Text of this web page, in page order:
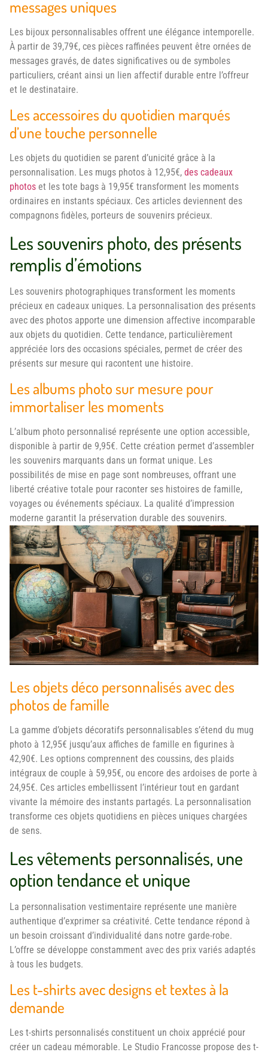
messages uniques
Les bijoux personnalisables offrent une élégance intemporelle.
À partir de 39,79€, ces pièces raffinées peuvent être ornées de
messages gravés, de dates significatives ou de symboles
particuliers, créant ainsi un lien affectif durable entre l’offreur
et le destinataire.
Les accessoires du quotidien marqués
d’une touche personnelle
Les objets du quotidien se parent d’unicité grâce à la
personnalisation. Les mugs photos à 12,95€, des cadeaux
photos et les tote bags à 19,95€ transforment les moments
ordinaires en instants spéciaux. Ces articles deviennent des
compagnons fidèles, porteurs de souvenirs précieux.
Les souvenirs photo, des présents
remplis d’émotions
Les souvenirs photographiques transforment les moments
précieux en cadeaux uniques. La personnalisation des présents
avec des photos apporte une dimension affective incomparable
aux objets du quotidien. Cette tendance, particulièrement
appréciée lors des occasions spéciales, permet de créer des
présents sur mesure qui racontent une histoire.
Les albums photo sur mesure pour
immortaliser les moments
L’album photo personnalisé représente une option accessible,
disponible à partir de 9,95€. Cette création permet d’assembler
les souvenirs marquants dans un format unique. Les
possibilités de mise en page sont nombreuses, offrant une
liberté créative totale pour raconter ses histoires de famille,
voyages ou événements spéciaux. La qualité d’impression
moderne garantit la préservation durable des souvenirs.
Les objets déco personnalisés avec des
photos de famille
La gamme d’objets décoratifs personnalisables s’étend du mug
photo à 12,95€ jusqu’aux affiches de famille en figurines à
42,90€. Les options comprennent des coussins, des plaids
intégraux de couple à 59,95€, ou encore des ardoises de porte à
24,95€. Ces articles embellissent l’intérieur tout en gardant
vivante la mémoire des instants partagés. La personnalisation
transforme ces objets quotidiens en pièces uniques chargées
de sens.
Les vêtements personnalisés, une
option tendance et unique
La personnalisation vestimentaire représente une manière
authentique d’exprimer sa créativité. Cette tendance répond à
un besoin croissant d’individualité dans notre garde-robe.
L’offre se développe constamment avec des prix variés adaptés
à tous les budgets.
Les t-shirts avec designs et textes à la
demande
Les t-shirts personnalisés constituent un choix apprécié pour
créer un cadeau mémorable. Le Studio Francosse propose des t-